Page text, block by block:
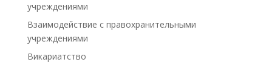
учреждениями
Взаимодействие с правохранительными
учреждениями
Викариатство